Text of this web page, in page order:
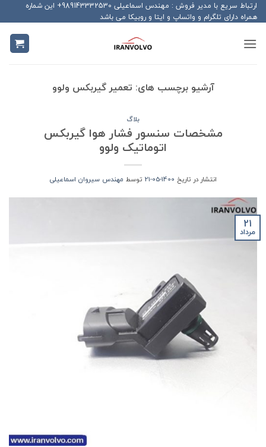
Skip
to
content
ارتباط سریع با مدیر فروش : مهندس اسماعیلی 989143332530+ این شماره
همراه دارای تلگرام و واتساپ و ایتا و روبیکا می باشد
آرشیو برچسب های: تعمیر گیربکس ولوو
بلاگ
مشخصات سنسور فشار هوا گیربکس
اتوماتیک ولوو
انتشار در تاریخ 1400-05-21 توسط مهندس سیروان اسماعیلی
21
مرداد